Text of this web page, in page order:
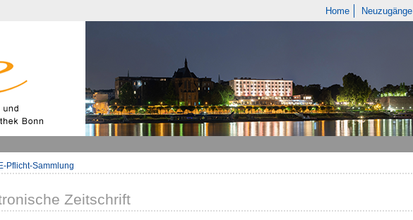
Home Neuzugänge
E-Pflicht-Sammlung
Zeitschrift